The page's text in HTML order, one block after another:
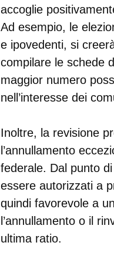
accoglie
Ad esempio, le
e ipovedenti, si
compilare le schede
maggior numero
nell’interesse dei
Inoltre, la revisione
l’annullamento
federale. Dal punto
essere autorizzati a
quindi favorevole a
l’annullamento o il
ultima ratio.